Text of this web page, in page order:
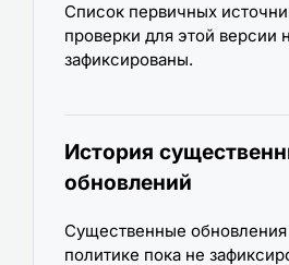
Список первичных
проверки для этой версии
зафиксированы.
История
обновлений
Существенные
политике пока не